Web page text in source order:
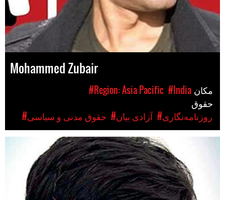
Mohammed Zubair
#Region: Asia Pacific #India
#حقوق مدنی و سیاسی
#آزادی بیان #روزنامه‌نگاری